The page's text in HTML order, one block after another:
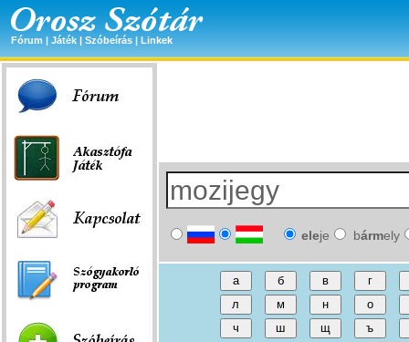
Fórum | Játék | Szóbeírás | Linkek
eleje bármely